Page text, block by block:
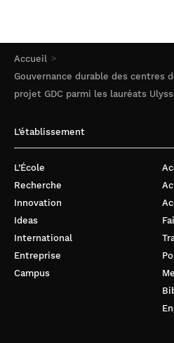
Accueil
Gouvernance durable des centres
projet GDC parmi les lauréats
L’établissement
L’École
Recherche
Innovation
Ideas
International
Entreprise
Campus